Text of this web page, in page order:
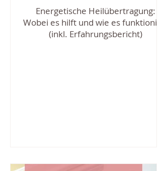
Energetische Heilübertragung:
Wobei es hilft und wie es funktioniert
(inkl. Erfahrungsbericht)